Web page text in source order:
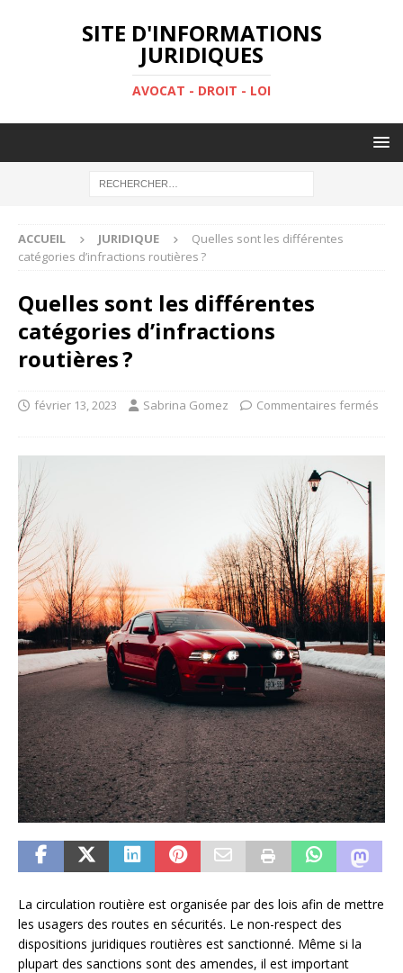
SITE D'INFORMATIONS
JURIDIQUES
AVOCAT - DROIT - LOI
ACCUEIL JURIDIQUE
Quelles sont les différentes
catégories d’infractions routières ?
Quelles sont les différentes
catégories d’infractions
routières ?
février 13, 2023 Sabrina Gomez Commentaires fermés
La circulation routière est organisée par des lois afin de mettre
les usagers des routes en sécurités. Le non-respect des
dispositions juridiques routières est sanctionné. Même si la
plupart des sanctions sont des amendes, il est important